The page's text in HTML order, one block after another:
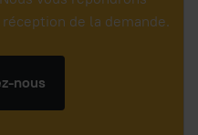
de la demande.
nous